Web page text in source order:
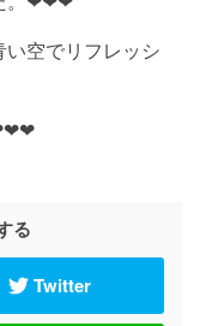
空でリフレッシ
る
Twitter